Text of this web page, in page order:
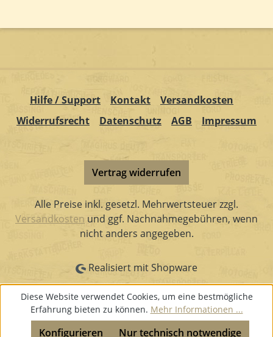
Hilfe / Support Kontakt
Versandkosten
Widerrufsrecht
Datenschutz AGB Impressum
Vertrag widerrufen
Alle Preise inkl. gesetzl. Mehrwertsteuer zzgl.
Versandkosten und ggf. Nachnahmegebühren, wenn
nicht anders angegeben.
Realisiert mit Shopware
Diese Website verwendet Cookies, um eine bestmögliche
Erfahrung bieten zu können. Mehr Informationen ...
Nur technisch notwendige
Konfigurieren